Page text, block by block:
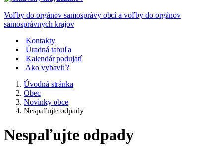
Voľby do orgánov samosprávy obcí a voľby do orgánov
samosprávnych krajov
Kontakty
Úradná tabuľa
Kalendár podujatí
Ako vybaviť?
Úvodná stránka
Obec
Novinky obce
Nespaľujte odpady
Nespaľujte odpady